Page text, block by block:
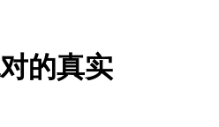
的真实